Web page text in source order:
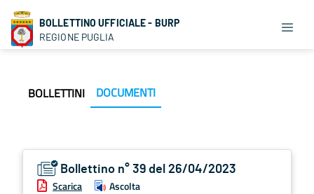
BOLLETTINO UFFICIALE - BURP
REGIONE PUGLIA
BOLLETTINI DOCUMENTI
Bollettino n° 39 del 26/04/2023
Scarica Ascolta